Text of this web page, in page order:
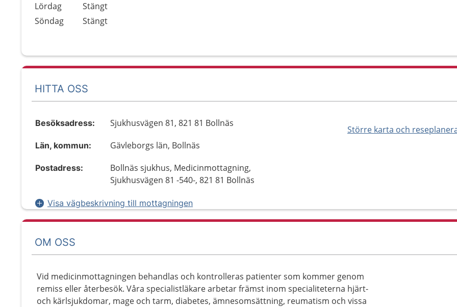
Lördag
Stängt
Söndag
Stängt
HITTA OSS
Större karta och
Besöksadress: Sjukhusvägen 81, 821 81 Bollnäs
Län, kommun: Gävleborgs län, Bollnäs
Postadress:
Bollnäs sjukhus, Medicinmottagning,
Sjukhusvägen 81 -540-, 821 81 Bollnäs
Visa vägbeskrivning till mottagningen
OM OSS
Vid medicinmottagningen behandlas och kontrolleras patienter som kommer genom
remiss eller återbesök. Våra specialistläkare arbetar främst inom specialiteterna hjärt-
och kärlsjukdomar, mage och tarm, diabetes, ämnesomsättning, reumatism och vissa